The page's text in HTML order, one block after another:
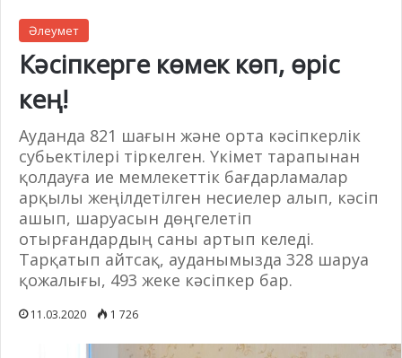
Әлеумет
Кәсіпкерге көмек көп, өріс
кең!
Ауданда 821 шағын және орта кәсіпкерлік
субьектілері тіркелген. Үкімет тарапынан
қолдауға ие мемлекеттік бағдарламалар
арқылы жеңілдетілген несиелер алып, кәсіп
ашып, шаруасын дөңгелетіп
отырғандардың саны артып келеді.
Тарқатып айтсақ, ауданымызда 328 шаруа
қожалығы, 493 жеке кәсіпкер бар.
11.03.2020 1 726